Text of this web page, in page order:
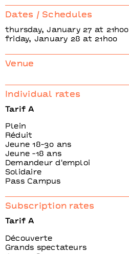
Dates / Schedules
thursday, January 27 at 21h00
friday, January 28 at 21h00
Venue
Individual rates
Tarif A
Plein
Réduit
Jeune 18-30 ans
Jeune -18 ans
Demandeur d'emploi
Solidaire
Pass Campus
Subscription rates
Tarif A
Découverte
Grands spectateurs